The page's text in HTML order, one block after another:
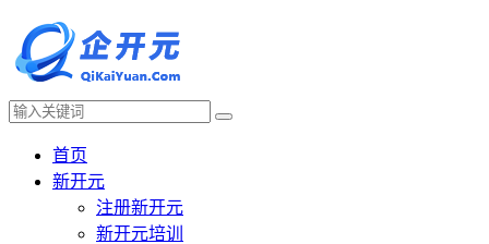
首页
新开元
注册新开元
新开元培训